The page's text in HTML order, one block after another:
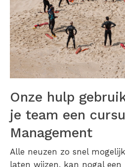
Onze hulp
je team een
Management
Alle neuzen zo snel
laten wijzen, kan nogal